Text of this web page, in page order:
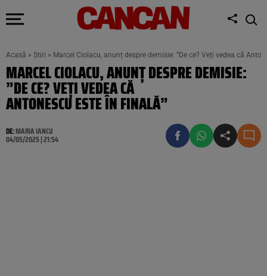
Acasă » Știri » Marcel Ciolacu, anunț despre demisie: ”De ce? Veți vedea că
MARCEL CIOLACU, ANUNȚ DESPRE DEMISIE:
”DE CE? VEȚI VEDEA CĂ
ANTONESCU ESTE ÎN FINALĂ”
DE:MARIA IANCU
04/05/2025 | 21:54